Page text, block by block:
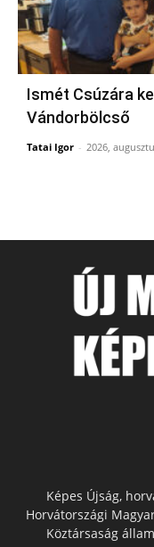
Ismét Csúzára
Vándorbölcső
Tatai Igor - 2026,
Képes Újság,
Horvátországi
Köztársaság